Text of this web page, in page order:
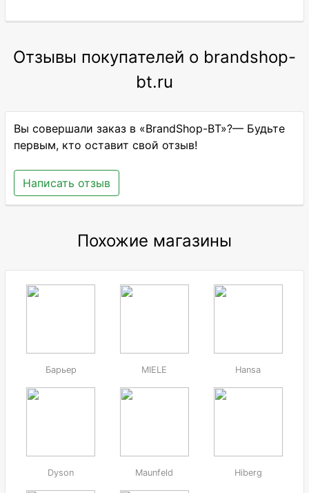
Отзывы покупателей о brandshop-
bt.ru
Вы совершали заказ в «BrandShop-BT»?— Будьте
первым, кто оставит свой отзыв!
Написать отзыв
Похожие магазины
Барьер MIELE Hansa
Dyson Maunfeld Hiberg